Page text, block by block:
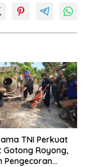
TNI Perkuat
Gotong Royong,
Pengecoran